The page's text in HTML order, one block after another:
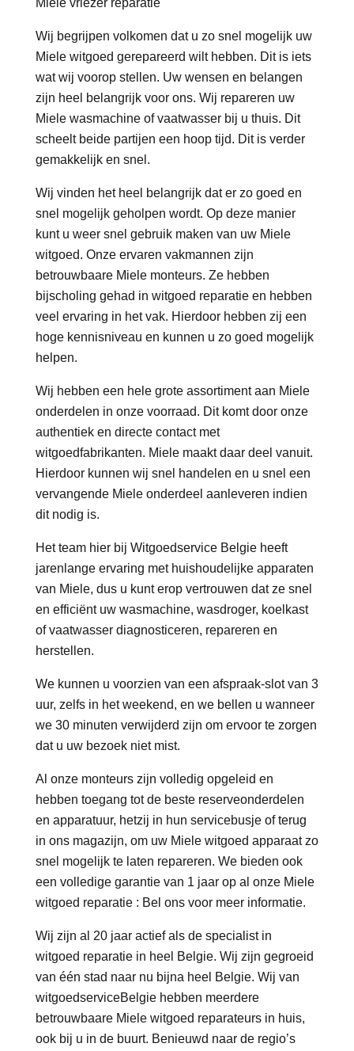
Wij begrijpen volkomen dat u zo snel mogelijk uw
Miele witgoed gerepareerd wilt hebben. Dit is iets
wat wij voorop stellen. Uw wensen en belangen
zijn heel belangrijk voor ons. Wij repareren uw
Miele wasmachine of vaatwasser bij u thuis. Dit
scheelt beide partijen een hoop tijd. Dit is verder
gemakkelijk en snel.
Wij vinden het heel belangrijk dat er zo goed en
snel mogelijk geholpen wordt. Op deze manier
kunt u weer snel gebruik maken van uw Miele
witgoed. Onze ervaren vakmannen zijn
betrouwbaare Miele monteurs. Ze hebben
bijscholing gehad in witgoed reparatie en hebben
veel ervaring in het vak. Hierdoor hebben zij een
hoge kennisniveau en kunnen u zo goed mogelijk
helpen.
Wij hebben een hele grote assortiment aan Miele
onderdelen in onze voorraad. Dit komt door onze
authentiek en directe contact met
witgoedfabrikanten. Miele maakt daar deel vanuit.
Hierdoor kunnen wij snel handelen en u snel een
vervangende Miele onderdeel aanleveren indien
dit nodig is.
Het team hier bij Witgoedservice Belgie heeft
jarenlange ervaring met huishoudelijke apparaten
van Miele, dus u kunt erop vertrouwen dat ze snel
en efficiënt uw wasmachine, wasdroger, koelkast
of vaatwasser diagnosticeren, repareren en
herstellen.
We kunnen u voorzien van een afspraak-slot van 3
uur, zelfs in het weekend, en we bellen u wanneer
we 30 minuten verwijderd zijn om ervoor te zorgen
dat u uw bezoek niet mist.
Al onze monteurs zijn volledig opgeleid en
hebben toegang tot de beste reserveonderdelen
en apparatuur, hetzij in hun servicebusje of terug
in ons magazijn, om uw Miele witgoed apparaat zo
snel mogelijk te laten repareren. We bieden ook
een volledige garantie van 1 jaar op al onze Miele
witgoed reparatie : Bel ons voor meer informatie.
Wij zijn al 20 jaar actief als de specialist in
witgoed reparatie in heel Belgie. Wij zijn gegroeid
van één stad naar nu bijna heel Belgie. Wij van
witgoedserviceBelgie hebben meerdere
betrouwbaare Miele witgoed reparateurs in huis,
ook bij u in de buurt. Benieuwd naar de regio’s